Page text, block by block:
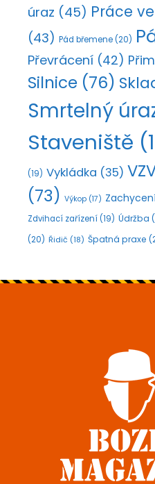
úraz (45) Práce
(43) Pád břemene(20)
Převrácení (42)
Silnice (76)
Smrtelný
Staveniště
(19) Vykládka (35)
(73) Výkop (17)
Zdvihací zařízení (19) Údržba
(20) Řidič (18) Špatná praxe